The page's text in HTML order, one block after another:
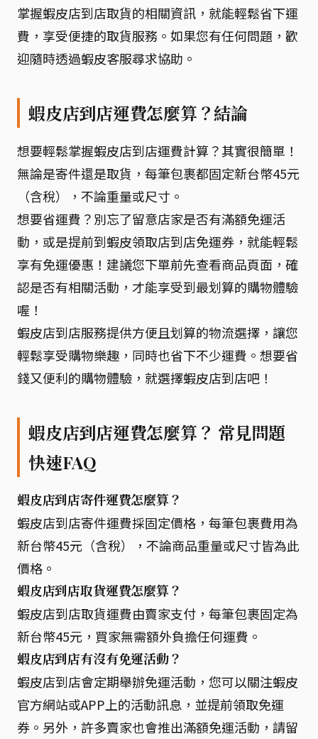
掌握蝦皮店到店取貨的相關資訊，就能輕鬆省下運
費，享受便捷的取貨服務。如果您有任何問題，歡
迎隨時透過蝦皮客服尋求協助。
蝦皮店到店運費怎麼算？結論
想要輕鬆掌握蝦皮店到店運費計算？其實很簡單！
無論是寄件還是取貨，每筆包裹都固定新台幣45元
（含稅），不論重量或尺寸。
想要省運費？別忘了留意店家是否有滿額免運活
動，或是提前到蝦皮領取店到店免運券，就能輕鬆
享有免運優惠！建議您下單前先查看商品頁面，確
認是否有相關活動，才能享受到最划算的購物體驗
喔！
蝦皮店到店服務提供方便且划算的物流選擇，讓您
輕鬆享受購物樂趣，同時也省下不少運費。想要省
錢又便利的購物體驗，就選擇蝦皮店到店吧！
蝦皮店到店運費怎麼算？ 常見問題
快速FAQ
蝦皮店到店寄件運費怎麼算？
蝦皮店到店寄件運費採固定價格，每筆包裹費用為
新台幣45元（含稅），不論商品重量或尺寸皆為此
價格。
蝦皮店到店取貨運費怎麼算？
蝦皮店到店取貨運費由賣家支付，每筆包裹固定為
新台幣45元，買家無需額外負擔任何運費。
蝦皮店到店有沒有免運活動？
蝦皮店到店會定期舉辦免運活動，您可以關注蝦皮
官方網站或APP上的活動訊息，並提前領取免運
券。另外，許多賣家也會推出滿額免運活動，請留